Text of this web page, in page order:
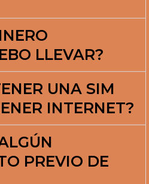
UNA SIM
INTERNET?
PREVIO DE
SER MI